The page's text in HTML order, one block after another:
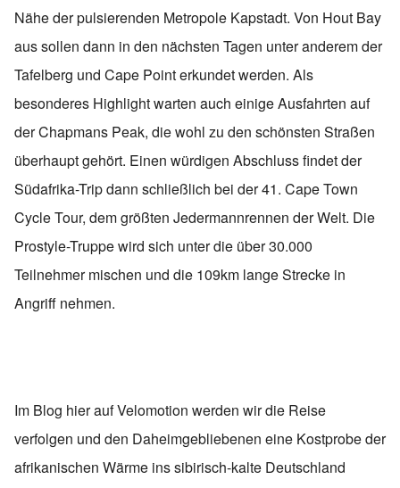
Nähe der pulsierenden Metropole Kapstadt. Von Hout Bay
aus sollen dann in den nächsten Tagen unter anderem der
Tafelberg und Cape Point erkundet werden. Als
besonderes Highlight warten auch einige Ausfahrten auf
der Chapmans Peak, die wohl zu den schönsten Straßen
überhaupt gehört. Einen würdigen Abschluss findet der
Südafrika-Trip dann schließlich bei der 41. Cape Town
Cycle Tour, dem größten Jedermannrennen der Welt. Die
Prostyle-Truppe wird sich unter die über 30.000
Teilnehmer mischen und die 109km lange Strecke in
Angriff nehmen.
Im Blog hier auf Velomotion werden wir die Reise
verfolgen und den Daheimgebliebenen eine Kostprobe der
afrikanischen Wärme ins sibirisch-kalte Deutschland